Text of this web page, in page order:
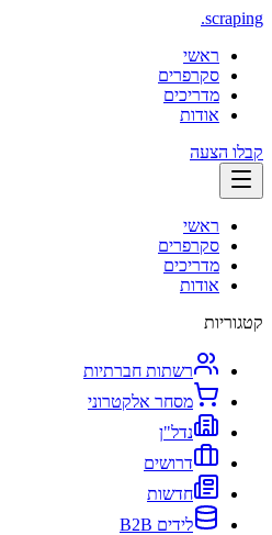
scraping
.
ראשי
סקרפרים
מדריכים
אודות
קבלו הצעה
ראשי
סקרפרים
מדריכים
אודות
קטגוריות
רשתות חברתיות
מסחר אלקטרוני
נדל"ן
דרושים
חדשות
לידים B2B